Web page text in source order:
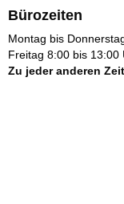
Bürozeiten
Montag bis
Freitag 8:00 bis 13:00
Zu jeder anderen